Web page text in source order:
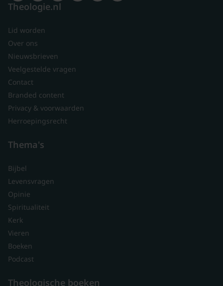
Theologie.nl
Lid worden
Over ons
Nieuwsbrieven
Veelgestelde vragen
Contact
Branded content
Privacy & voorwaarden
Herroepingsrecht
Thema's
Bijbel
Levensvragen
Opinie
Spiritualiteit
Kerk
Vieren
Boeken
Podcast
Theologische boeken